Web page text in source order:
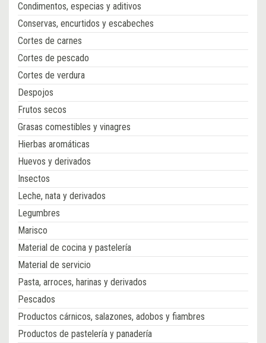
Condimentos, especias y aditivos
Conservas, encurtidos y escabeches
Cortes de carnes
Cortes de pescado
Cortes de verdura
Despojos
Frutos secos
Grasas comestibles y vinagres
Hierbas aromáticas
Huevos y derivados
Insectos
Leche, nata y derivados
Legumbres
Marisco
Material de cocina y pastelería
Material de servicio
Pasta, arroces, harinas y derivados
Pescados
Productos cárnicos, salazones, adobos y fiambres
Productos de pastelería y panadería